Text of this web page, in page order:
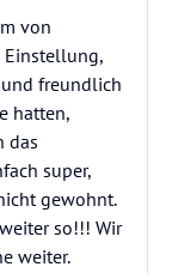
von
Einstellung,
freundlich
hatten,
das
super,
gewohnt.
so!!! Wir
weiter.